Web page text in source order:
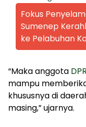
Fokus
Sumenep
ke Pelabuhan
“Maka anggota
mampu
khususnya di
masing,” ujarnya.